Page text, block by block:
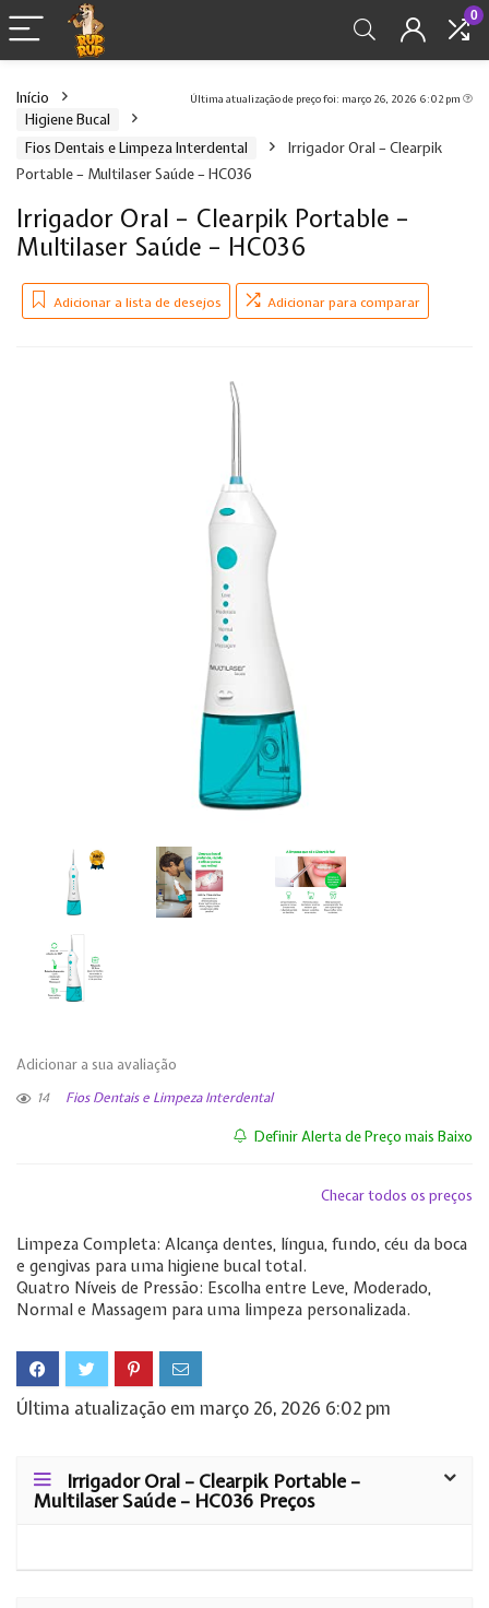
0
Última atualização de preço foi: março 26, 2026 6:02 pm
Início
Higiene Bucal
Fios Dentais e Limpeza Interdental
Irrigador Oral – Clearpik
Portable – Multilaser Saúde – HC036
Irrigador Oral – Clearpik Portable –
Multilaser Saúde – HC036
Adicionar a lista de desejos Adicionar para comparar
Adicionar a sua avaliação
14 Fios Dentais e Limpeza Interdental
Definir Alerta de Preço mais Baixo
Checar todos os preços
Limpeza Completa: Alcança dentes, língua, fundo, céu da boca
e gengivas para uma higiene bucal total.
Quatro Níveis de Pressão: Escolha entre Leve, Moderado,
Normal e Massagem para uma limpeza personalizada.
Última atualização em março 26, 2026 6:02 pm
Irrigador Oral – Clearpik Portable –
Multilaser Saúde – HC036 Preços